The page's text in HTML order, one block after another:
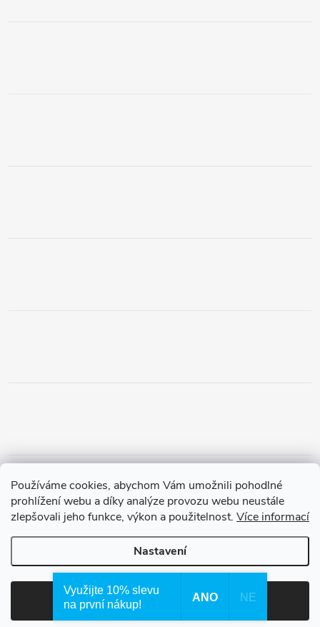
Používáme cookies, abychom Vám umožnili pohodlné
prohlížení webu a díky analýze provozu webu neustále
zlepšovali jeho funkce, výkon a použitelnost. Více informací
Nastavení
Souhlasím
Zásady ochrany osobních údajů
Doprava a platba Tříletá záruka
Vytvořil Shoptet
Copyright 2026Waterfilter.cz . Všechna práva vyhrazena.
Využijte 10% slevu
na první nákup!
ANO NE